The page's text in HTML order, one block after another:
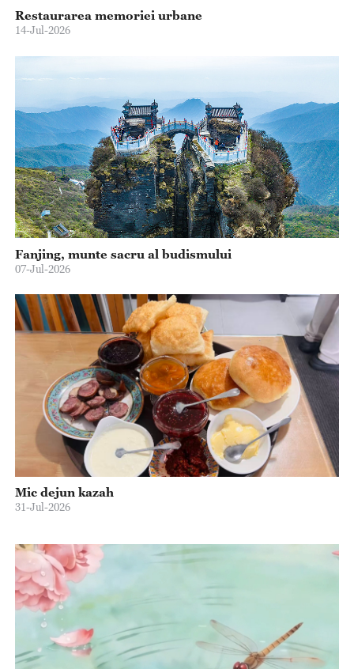
Restaurarea memoriei urbane
14-Jul-2026
Fanjing, munte sacru al budismului
07-Jul-2026
Mic dejun kazah
31-Jul-2026